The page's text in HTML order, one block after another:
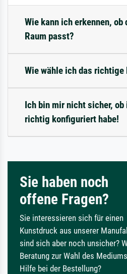
Wie kann ich erkennen,
Raum passt?
Wie wähle ich das richtige
Ich bin mir nicht sicher,
richtig konfiguriert habe!
Sie haben noch
offene Fragen?
Sie interessieren sich für einen
Kunstdruck aus unserer
sind sich aber noch unsicher?
Beratung zur Wahl des
Hilfe bei der Bestellung?